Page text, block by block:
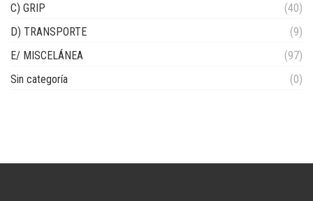
C) GRIP
(40)
D) TRANSPORTE
(9)
E/ MISCELÁNEA
(97)
Sin categoría
(0)